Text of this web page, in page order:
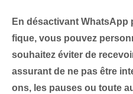
En désactivant
fique, vous pouvez
souhaitez éviter de
assurant de ne pas être
ons, les pauses ou toute